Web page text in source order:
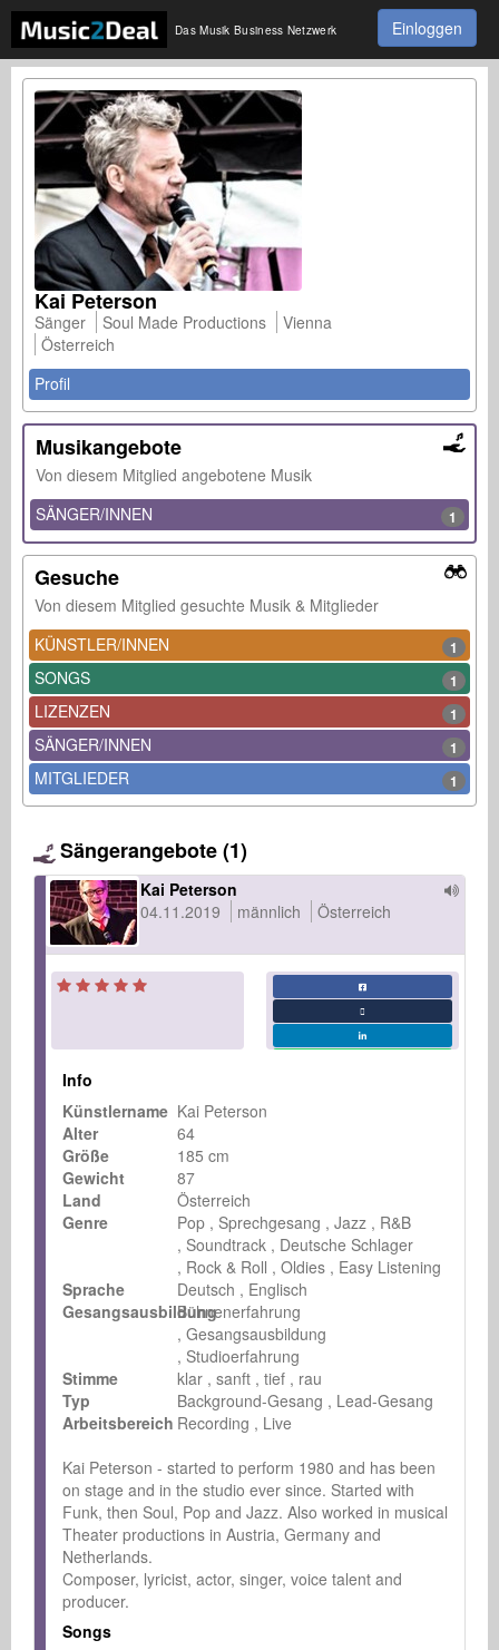
Das Musik Business Netzwerk Einloggen
Kai Peterson
Sänger Soul Made Productions
Vienna
Österreich
Profil
Musikangebote
Von diesem Mitglied angebotene Musik
SÄNGER/INNEN
1
Gesuche
Von diesem Mitglied gesuchte Musik & Mitglieder
KÜNSTLER/INNEN
1
SONGS 1
LIZENZEN 1
SÄNGER/INNEN 1
MITGLIEDER 1
Sängerangebote (1)
Kai Peterson
04.11.2019
männlich Österreich
Info
Künstlername Kai Peterson
Alter
64
Größe
185 cm
Gewicht
87
Land
Österreich
Genre
Pop Sprechgesang Jazz
R&B
Soundtrack
Deutsche Schlager
Rock & Roll
Oldies
Easy Listening
Sprache
Deutsch
Englisch
GesangsausbildungBühnenerfahrung
Gesangsausbildung
Studioerfahrung
Stimme
klar sanft tief
rau
Typ
Background-Gesang
Lead-Gesang
Arbeitsbereich Recording
Live
Kai Peterson - started to perform 1980 and has been
on stage and in the studio ever since. Started with
Funk, then Soul, Pop and Jazz. Also worked in musical
Theater productions in Austria, Germany and
Netherlands.
Composer, lyricist, actor, singer, voice talent and
producer.
Songs